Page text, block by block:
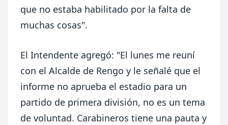
que no estaba habilitado por la falta de
muchas cosas".
El Intendente agregó: "El lunes me reuní
con el Alcalde de Rengo y le señalé que el
informe no aprueba el estadio para un
partido de primera división, no es un tema
de voluntad. Carabineros tiene una pauta y